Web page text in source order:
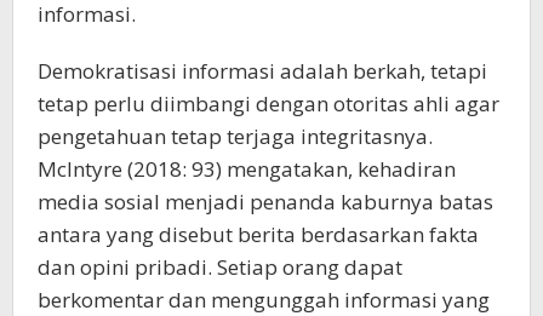
informasi.
Demokratisasi informasi adalah berkah, tetapi
tetap perlu diimbangi dengan otoritas ahli agar
pengetahuan tetap terjaga integritasnya.
McIntyre (2018: 93) mengatakan, kehadiran
media sosial menjadi penanda kaburnya batas
antara yang disebut berita berdasarkan fakta
dan opini pribadi. Setiap orang dapat
berkomentar dan mengunggah informasi yang